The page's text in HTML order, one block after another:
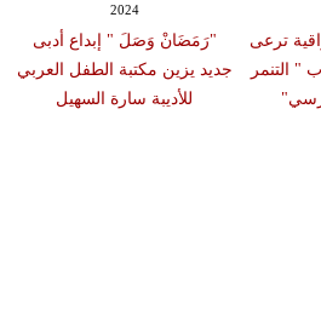
2024
"رَمَضَانْ وَصَلَ " إبداع أدبى
جديد يزين مكتبة الطفل العربي
للأديبة سارة السهيل
ترعى
" التنمر